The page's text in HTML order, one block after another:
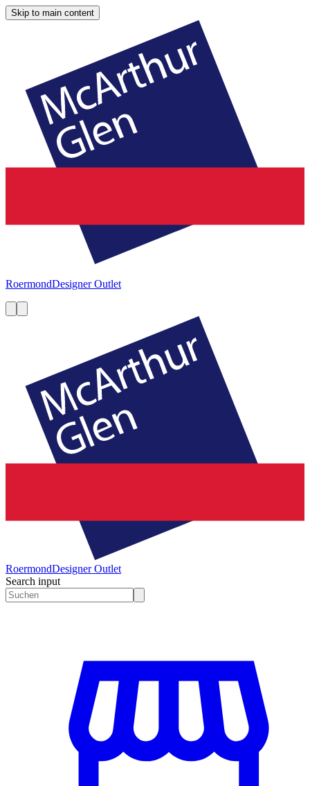
Skip to main content
RoermondDesigner Outlet
RoermondDesigner Outlet
Search input